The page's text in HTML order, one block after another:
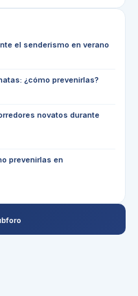
el senderismo en verano
¿cómo prevenirlas?
novatos durante
prevenirlas en